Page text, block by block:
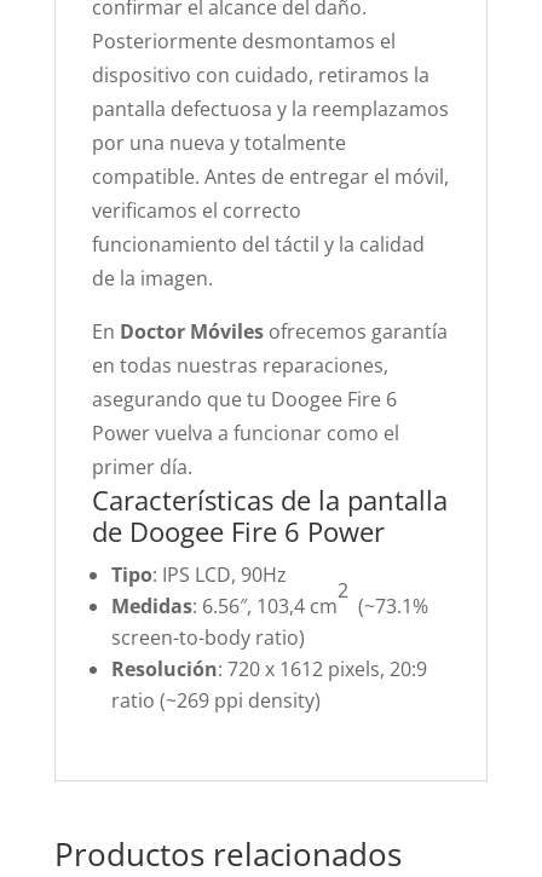
confirmar el alcance del daño.
Posteriormente desmontamos el
dispositivo con cuidado, retiramos la
pantalla defectuosa y la reemplazamos
por una nueva y totalmente
compatible. Antes de entregar el móvil,
verificamos el correcto
funcionamiento del táctil y la calidad
de la imagen.
En Doctor Móvilesofrecemos garantía
en todas nuestras reparaciones,
asegurando que tu Doogee Fire 6
Power vuelva a funcionar como el
primer día.
Características de la pantalla
de Doogee Fire 6 Power
Tipo: IPS LCD, 90Hz
Medidas: 6.56″, 103,4 cm
2
(~73.1%
screen-to-body ratio)
Resolución: 720 x 1612 pixels, 20:9
ratio (~269 ppi density)
Productos relacionados